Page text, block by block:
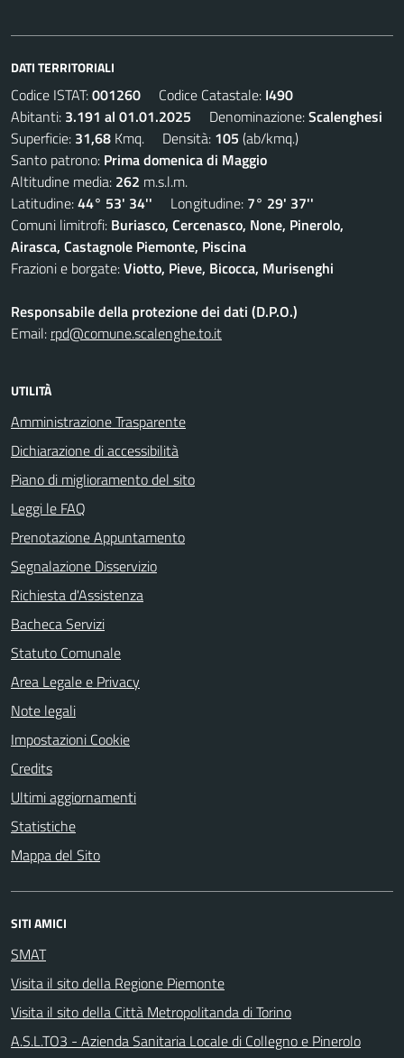
DATI TERRITORIALI
Codice ISTAT:001260 Codice Catastale: I490
Abitanti: 3.191 al 01.01.2025 Denominazione:Scalenghesi
Superficie: 31,68 Kmq. Densità: 105 (ab/kmq.)
Santo patrono: Prima domenica di Maggio
Altitudine media: 262 m.s.l.m.
Latitudine:44° 53' 34'' Longitudine: 7° 29' 37''
Comuni limitrofi: Buriasco, Cercenasco, None, Pinerolo,
Airasca, Castagnole Piemonte, Piscina
Frazioni e borgate:Viotto, Pieve, Bicocca, Murisenghi
Responsabile della protezione dei dati (D.P.O.)
Email: rpd@comune.scalenghe.to.it
UTILITÀ
Amministrazione Trasparente
Dichiarazione di accessibilità
Piano di miglioramento del sito
Leggi le FAQ
Prenotazione Appuntamento
Segnalazione Disservizio
Richiesta d'Assistenza
Bacheca Servizi
Statuto Comunale
Area Legale e Privacy
Note legali
Impostazioni Cookie
Credits
Ultimi aggiornamenti
Statistiche
Mappa del Sito
SITI AMICI
SMAT
Visita il sito della Regione Piemonte
Visita il sito della Città Metropolitanda di Torino
A.S.L.TO3 - Azienda Sanitaria Locale di Collegno e Pinerolo